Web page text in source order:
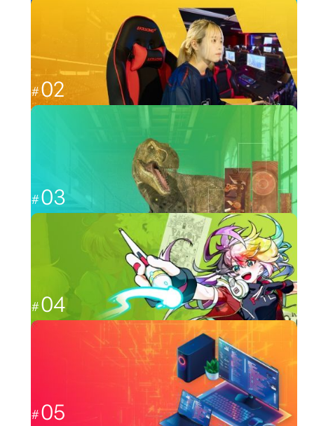
これからのゲーム業界を担う人材へ
02
福岡から世界最強を目指す
03
CGと映像を駆使して、人々を魅了する
04
日本のクリエーター文化を広める
イラスト・アニメ
05